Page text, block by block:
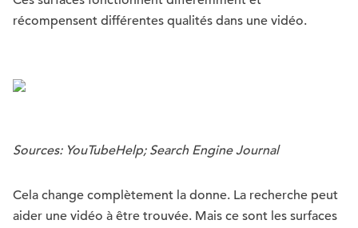
récompensent différentes qualités dans une vidéo.
Sources: YouTubeHelp; Search Engine Journal
Cela change complètement la donne. La recherche peut
aider une vidéo à être trouvée. Mais ce sont les surfaces